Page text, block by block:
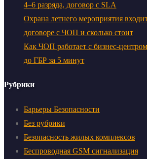
4–6 разряда, договор с SLA
Охрана летнего мероприятия
договоре с ЧОП и сколько стоит
Как ЧОП работает с бизнес-
до ГБР за 5 минут
Рубрики
Барьеры Безопасности
Без рубрики
Безопасность жилых комплексов
Беспроводная GSM сигнализация